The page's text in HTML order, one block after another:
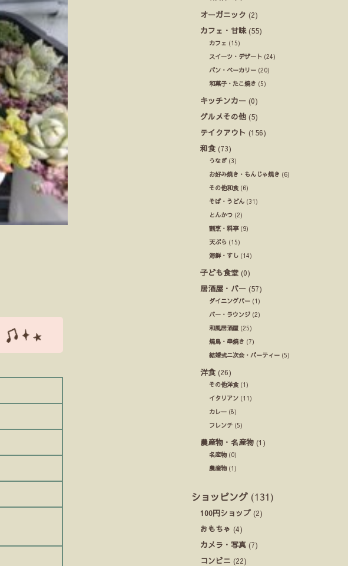
オーガニック (2)
カフェ・甘味(55)
カフェ (15)
スイーツ・デザート (24)
パン・ベーカリー (20)
和菓子・たこ焼き (5)
キッチンカー (0)
グルメその他 (5)
テイクアウト (156)
和食 (73)
うなぎ(3)
お好み焼き・もんじゃ焼き (6)
その他和食(6)
そば・うどん (31)
とんかつ (2)
割烹・料亭(9)
天ぷら (15)
海鮮・すし (14)
子ども食堂 (0)
居酒屋・バー (57)
ダイニングバー (1)
バー・ラウンジ (2)
和風居酒屋 (25)
焼鳥・串焼き (7)
結婚式ニ次会・パーティー (5)
洋食 (26)
その他洋食(1)
イタリアン (11)
カレー (8)
フレンチ (5)
農産物・名産物 (1)
名産物(0)
農産物(1)
ショッピング (131)
100円ショップ (2)
おもちゃ (4)
カメラ・写真 (7)
コンビニ (22)